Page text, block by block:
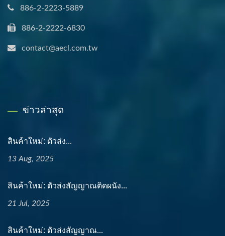
886-2-2223-5889
886-2-2222-6830
contact@aecl.com.tw
ข่าวล่าสุด
สินค้าใหม่: ตัวส่ง...
13 Aug, 2025
สินค้าใหม่: ตัวส่งสัญญาณติดผนัง...
21 Jul, 2025
สินค้าใหม่: ตัวส่งสัญญาณ...